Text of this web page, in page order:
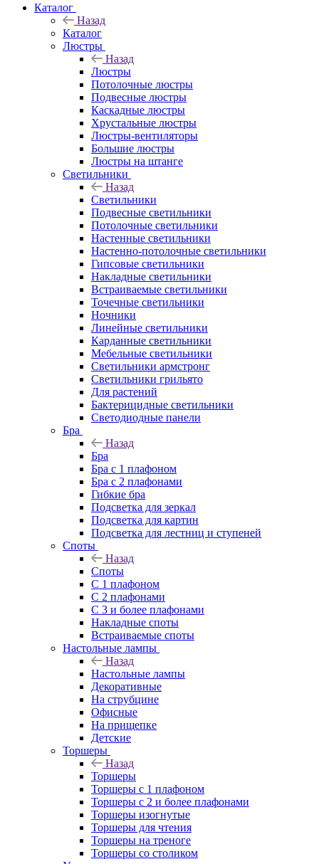
Каталог
Назад
Каталог
Люстры
Назад
Люстры
Потолочные люстры
Подвесные люстры
Каскадные люстры
Хрустальные люстры
Люстры-вентиляторы
Большие люстры
Люстры на штанге
Светильники
Назад
Светильники
Подвесные светильники
Потолочные светильники
Настенные светильники
Настенно-потолочные светильники
Гипсовые светильники
Накладные светильники
Встраиваемые светильники
Точечные светильники
Ночники
Линейные светильники
Карданные светильники
Мебельные светильники
Светильники армстронг
Светильники грильято
Для растений
Бактерицидные светильники
Светодиодные панели
Бра
Назад
Бра
Бра с 1 плафоном
Бра с 2 плафонами
Гибкие бра
Подсветка для зеркал
Подсветка для картин
Подсветка для лестниц и ступеней
Споты
Назад
Споты
С 1 плафоном
С 2 плафонами
С 3 и более плафонами
Накладные споты
Встраиваемые споты
Настольные лампы
Назад
Настольные лампы
Декоративные
На струбцине
Офисные
На прищепке
Детские
Торшеры
Назад
Торшеры
Торшеры с 1 плафоном
Торшеры с 2 и более плафонами
Торшеры изогнутые
Торшеры для чтения
Торшеры на треноге
Торшеры со столиком